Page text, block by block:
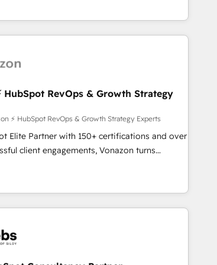
your old CRM onto a clean new HubSpot
équipes grâce à un outil et des données
décisions éclairées • Optimisation de
certifiés HubSpot aborde chaque projet
et guidant vos équipes à travers le
tout en centrant vos objectifs d’entreprise.
méthodologie éprouvée auprès de plus de 400
comprenons rapidement vos enjeux et
HubSpot dans votre organisation.
HubSpot, contactez notre équipe pour un
HubSpot RevOps & Growth Strategy
⚡ HubSpot RevOps & Growth Strategy Experts
Elite Partner with 150+ certifications and over
client engagements, Vonazon turns
into measurable, scalable growth.
to enterprise-grade campaigns, our in-
scalable strategies that drive long-term
data cleanups • Custom APIs and third-party